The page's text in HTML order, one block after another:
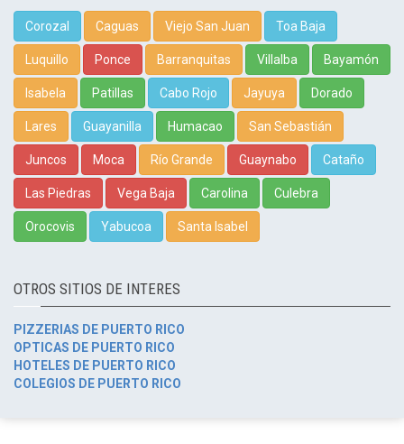
Corozal Caguas Viejo San Juan Toa Baja
Luquillo Ponce Barranquitas Villalba Bayamón
Isabela Patillas Cabo Rojo Jayuya Dorado
Lares Guayanilla Humacao San Sebastián
Juncos Moca Río Grande Guaynabo Cataño
Las Piedras Vega Baja Carolina Culebra
Orocovis Yabucoa Santa Isabel
OTROS SITIOS DE INTERES
PIZZERIAS DE PUERTO RICO
OPTICAS DE PUERTO RICO
HOTELES DE PUERTO RICO
COLEGIOS DE PUERTO RICO